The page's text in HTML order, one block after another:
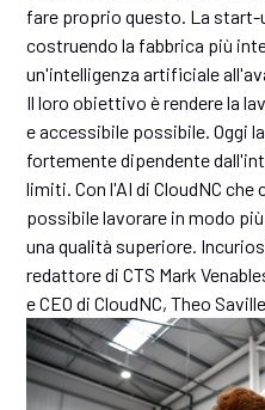
fare proprio questo. La
costruendo la fabbrica più
un'intelligenza artificiale
Il loro obiettivo è rendere la
e accessibile possibile. Oggi
fortemente dipendente
limiti. Con l'AI di CloudNC
possibile lavorare in modo
una qualità superiore.
redattore di CTS Mark
e CEO di CloudNC, Theo